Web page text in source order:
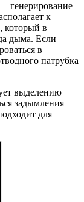
генерирование
к
который в
дыма. Если
в
патрубка
выделению
задымления
для